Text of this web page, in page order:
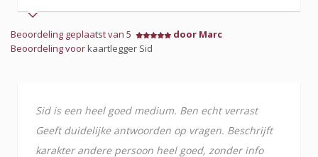
Beoordeling geplaatst van 5
door Marc
Beoordeling voorkaartlegger Sid
Sid is een heel goed medium. Ben echt verrast
Geeft duidelijke antwoorden op vragen. Beschrijft
karakter andere persoon heel goed, zonder info